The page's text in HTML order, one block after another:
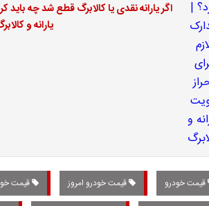
اگر یارانه نقدی یا کالابرگ قطع شد چه باید
یارانه و
قیمت خودرو قیمت خودرو امروز قیمت